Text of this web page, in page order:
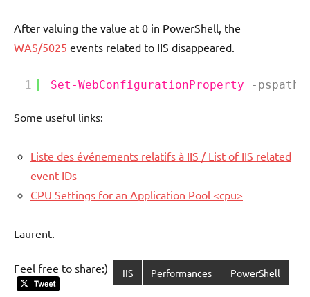
After valuing the value at 0 in PowerShell, the
WAS/5025 events related to IIS disappeared.
1 Set-WebConfigurationProperty -pspath
Some useful links:
Liste des événements relatifs à IIS / List of IIS related
event IDs
CPU Settings for an Application Pool <cpu>
Laurent.
Feel free to share:) IIS Performances PowerShell